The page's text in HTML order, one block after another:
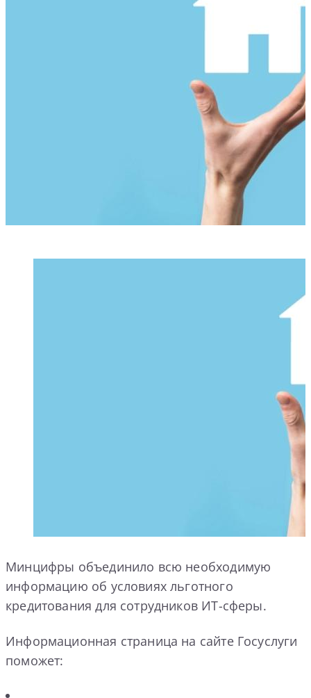
Минцифры объединило всю необходимую
информацию об условиях льготного
кредитования для сотрудников ИТ-сферы.
Информационная страница на сайте Госуслуги
поможет: